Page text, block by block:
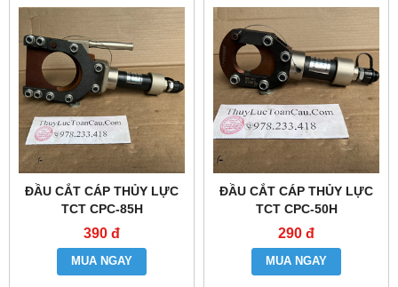
ĐẦU CẮT CÁP THỦY LỰC
TCT CPC-85H
390 đ
MUA NGAY
ĐẦU CẮT CÁP THỦY LỰC
TCT CPC-50H
290 đ
MUA NGAY